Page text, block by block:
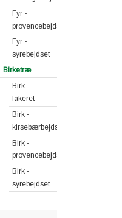
Fyr -
provencebejdset
Fyr -
syrebejdset
Birketræ
Birk -
lakeret
Birk -
kirsebærbejdset
Birk -
provencebejdset
Birk -
syrebejdset